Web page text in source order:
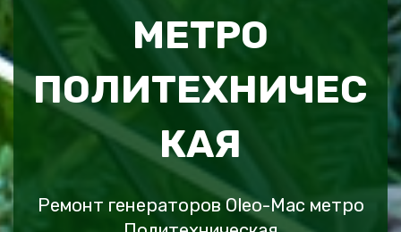
МЕТРО
ПОЛИТЕХНИЧЕС
КАЯ
Ремонт генераторов Oleo-Mac метро